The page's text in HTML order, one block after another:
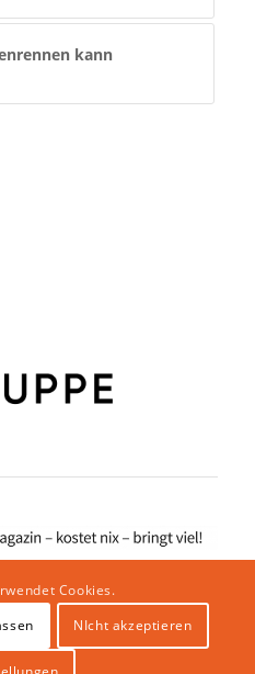
kann
|Website von klicklabor.de |
Cookies.
NIcht akzeptieren